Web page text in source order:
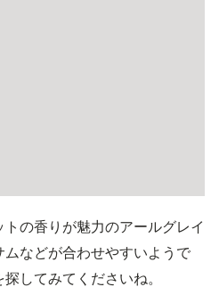
の香りが魅力のアールグレイ
などが合わせやすいようで
してみてくださいね。